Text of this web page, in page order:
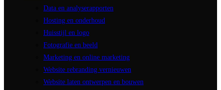
Data en analyserapporten
Hosting en onderhoud
Huisstijl en logo
Fotografie en beeld
Marketing en online marketing
Website rebranding vernieuwen
Website laten ontwerpen en bouwen